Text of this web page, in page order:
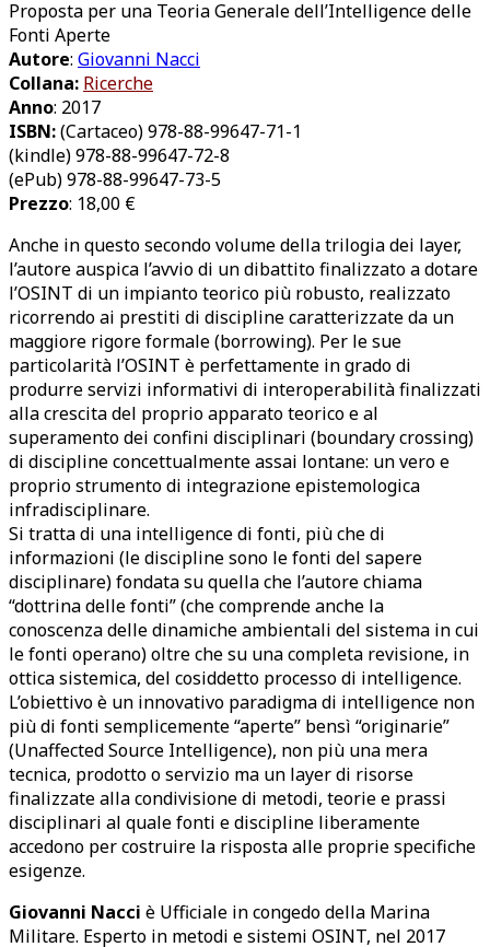
Proposta per una Teoria Generale dell’Intelligence delle
Fonti Aperte
Autore: Giovanni Nacci
Collana: Ricerche
Anno: 2017
ISBN:(Cartaceo) 978-88-99647-71-1
(kindle) 978-88-99647-72-8
(ePub) 978-88-99647-73-5
Prezzo: 18,00 €
Anche in questo secondo volume della trilogia dei layer,
l’autore auspica l’avvio di un dibattito finalizzato a dotare
l’OSINT di un impianto teorico più robusto, realizzato
ricorrendo ai prestiti di discipline caratterizzate da un
maggiore rigore formale (borrowing). Per le sue
particolarità l’OSINT è perfettamente in grado di
produrre servizi informativi di interoperabilità finalizzati
alla crescita del proprio apparato teorico e al
superamento dei confini disciplinari (boundary crossing)
di discipline concettualmente assai lontane: un vero e
proprio strumento di integrazione epistemologica
infradisciplinare.
Si tratta di una intelligence di fonti, più che di
informazioni (le discipline sono le fonti del sapere
disciplinare) fondata su quella che l’autore chiama
“dottrina delle fonti” (che comprende anche la
conoscenza delle dinamiche ambientali del sistema in cui
le fonti operano) oltre che su una completa revisione, in
ottica sistemica, del cosiddetto processo di intelligence.
L’obiettivo è un innovativo paradigma di intelligence non
più di fonti semplicemente “aperte” bensì “originarie”
(Unaffected Source Intelligence), non più una mera
tecnica, prodotto o servizio ma un layer di risorse
finalizzate alla condivisione di metodi, teorie e prassi
disciplinari al quale fonti e discipline liberamente
accedono per costruire la risposta alle proprie specifiche
esigenze.
Giovanni Nacci è Ufficiale in congedo della Marina
Militare. Esperto in metodi e sistemi OSINT, nel 2017